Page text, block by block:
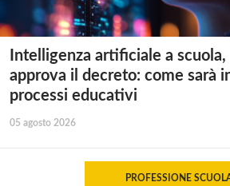
Intelligenza artificiale a
approva il decreto: come sarà
processi educativi
05 agosto 2026
PROFESSIONE